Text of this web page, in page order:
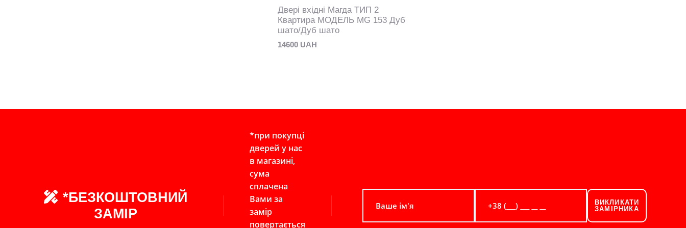
Двері вхідні Магда ТИП 2
Квартира МОДЕЛЬ MG 153 Дуб
шато/Дуб шато
14600 UAH
*БЕЗКОШТОВНИЙ
ЗАМІР
*при покупці
дверей у нас
в магазині,
сума
сплачена
Вами за
замір
повертається
ВИКЛИКАТИ
ЗАМІРНИКА